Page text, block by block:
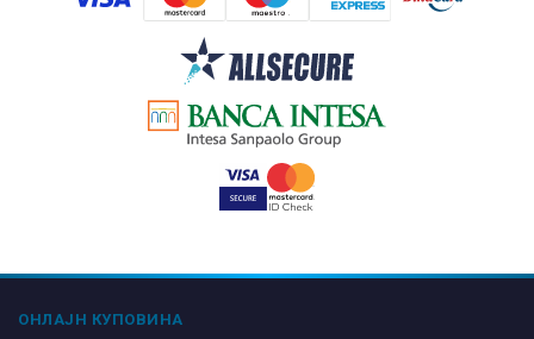
ОНЛАЈН КУПОВИНА